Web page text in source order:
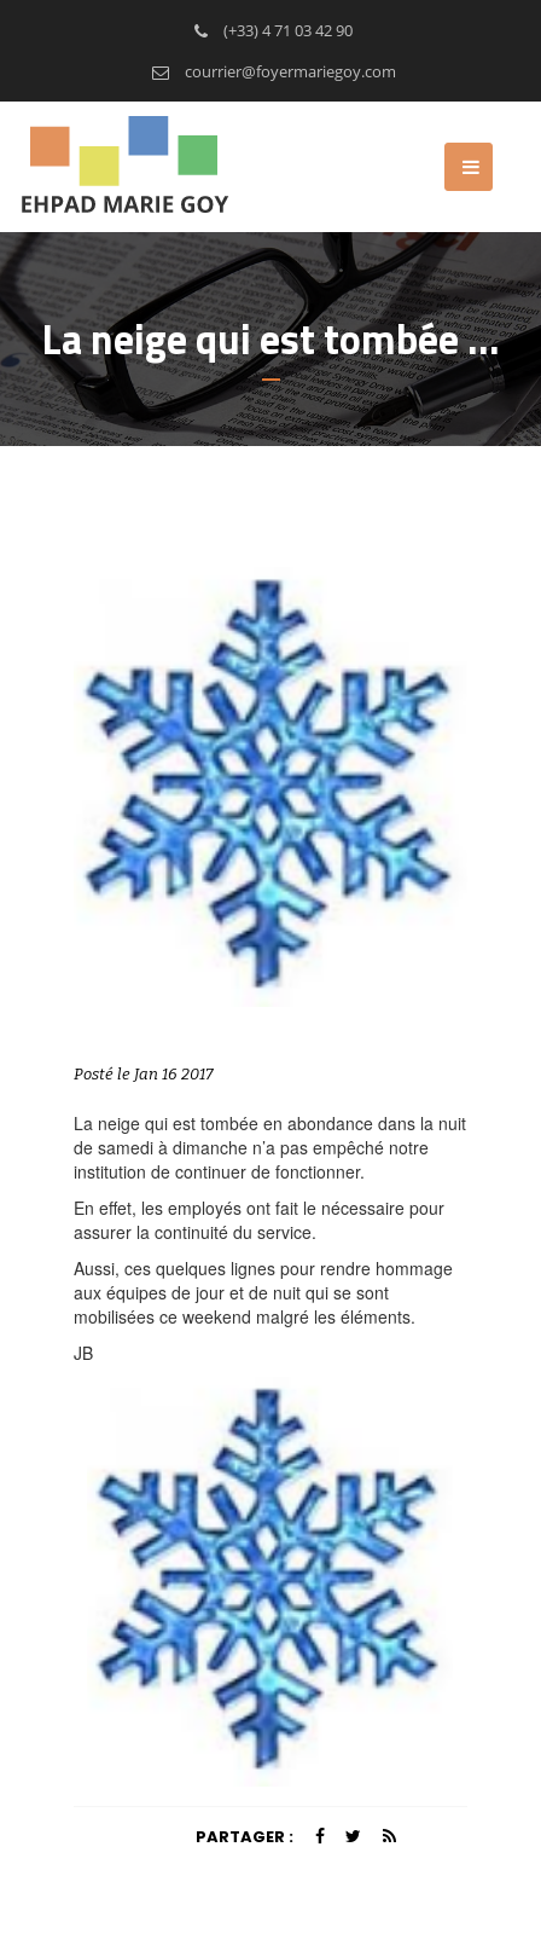
(+33) 4 71 03 42 90
courrier@foyermariegoy.com
La neige qui est tombée …
Posté le Jan 16 2017
La neige qui est tombée en abondance dans la nuit
de samedi à dimanche n’a pas empêché notre
institution de continuer de fonctionner.
En effet, les employés ont fait le nécessaire pour
assurer la continuité du service.
Aussi, ces quelques lignes pour rendre hommage
aux équipes de jour et de nuit qui se sont
mobilisées ce weekend malgré les éléments.
JB
PARTAGER :